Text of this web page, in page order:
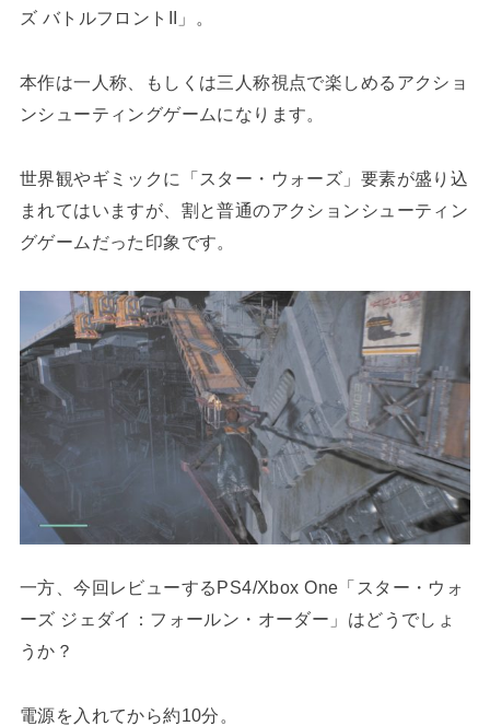
ズ バトルフロントII」。
本作は一人称、もしくは三人称視点で楽しめるアクショ
ンシューティングゲームになります。
世界観やギミックに「スター・ウォーズ」要素が盛り込
まれてはいますが、割と普通のアクションシューティン
グゲームだった印象です。
一方、今回レビューするPS4/Xbox One「スター・ウォ
ーズ ジェダイ：フォールン・オーダー」はどうでしょ
うか？
電源を入れてから約10分。